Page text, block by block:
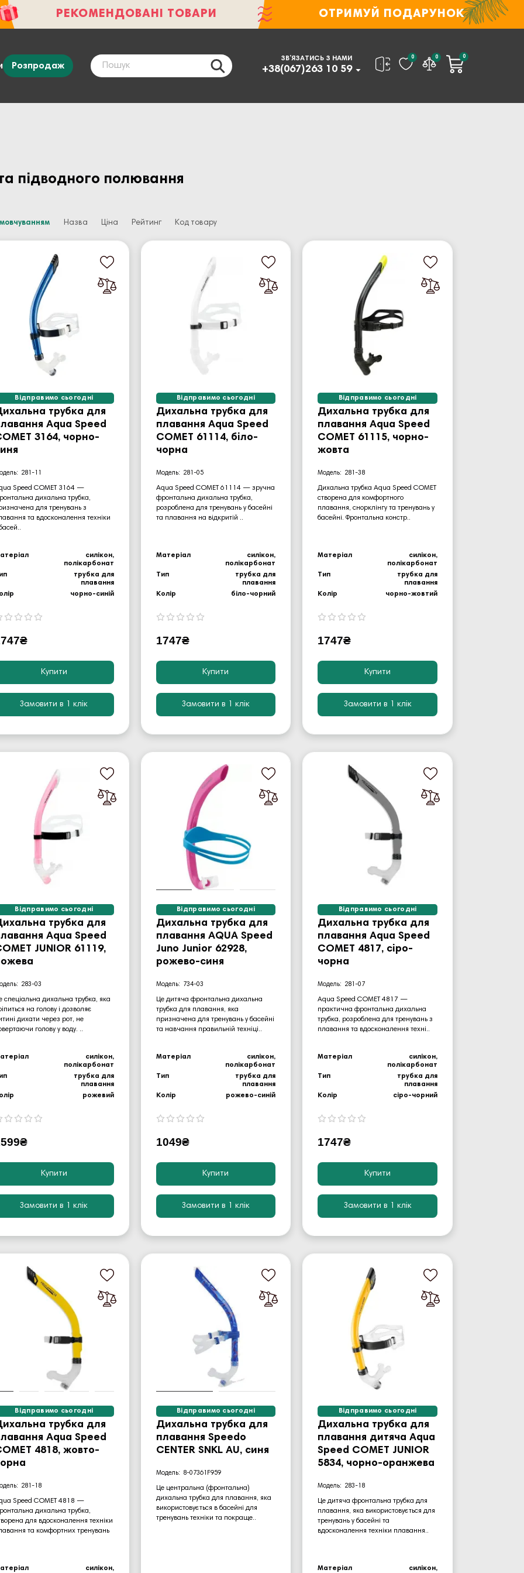
РЕКОМЕНДОВАНІ ТОВАРИ ОТРИМУЙ ПОДАРУНОК
Розпродаж
ЗВ’ЯЗАТИСЬ З НАМИ
+38(067)263 10 59
0 0 0
підводного полювання
Назва Ціна Рейтинг Код товару
Відправимо сьогодні
трубка для
Aqua Speed
3164, чорно-
281-11
Speed COMET 3164 —
дихальна трубка,
для тренувань з
та вдосконалення техніки
силікон,
полікарбонат
трубка для
плавання
чорно-синій
Купити
Замовити в 1 клік
Відправимо сьогодні
Дихальна трубка для
плавання Aqua Speed
COMET 61114, біло-
чорна
281-05
Aqua Speed COMET 61114 — зручна
фронтальна дихальна трубка,
розроблена для тренувань у басейні
та плавання на відкритій ..
Матеріал
силікон,
полікарбонат
Тип
трубка для
плавання
Колір
біло-чорний
1747₴
Купити
Замовити в 1 клік
Відправимо сьогодні
Дихальна трубка для
плавання Aqua Speed
COMET 61115, чорно-
жовта
281-38
Дихальна трубка Aqua Speed COMET
створена для комфортного
плавання, снорклінгу та тренувань у
басейні. Фронтальна констр..
Матеріал
силікон,
полікарбонат
Тип
трубка для
плавання
Колір
чорно-жовтий
1747₴
Купити
Замовити в 1 клік
Відправимо сьогодні
трубка для
Aqua Speed
JUNIOR 61119,
283-03
спеціальна дихальна трубка, яка
на голову і дозволяє
дихати через рот, не
голову у воду. ..
силікон,
полікарбонат
трубка для
плавання
рожевий
Купити
Замовити в 1 клік
Відправимо сьогодні
Дихальна трубка для
плавання AQUA Speed
Juno Junior 62928,
рожево-синя
734-03
Це дитяча фронтальна дихальна
трубка для плавання, яка
призначена для тренувань у басейні
та навчання правильній техніці..
Матеріал
силікон,
полікарбонат
Тип
трубка для
плавання
Колір
рожево-синій
1049₴
Купити
Замовити в 1 клік
Відправимо сьогодні
Дихальна трубка для
плавання Aqua Speed ​​
COMET 4817, сіро-
чорна
281-07
Aqua Speed COMET 4817 —
практична фронтальна дихальна
трубка, розроблена для тренувань з
плавання та вдосконалення техні..
Матеріал
силікон,
полікарбонат
Тип
трубка для
плавання
Колір
сіро-чорний
1747₴
Купити
Замовити в 1 клік
Відправимо сьогодні
трубка для
Aqua Speed
4818, жовто-
281-18
Speed COMET 4818 —
дихальна трубка,
для вдосконалення техніки
та комфортних тренувань
силікон,
Відправимо сьогодні
Дихальна трубка для
плавання Speedo
CENTER SNKL AU, синя
8-07361F959
Це центральна (фронтальна)
дихальна трубка для плавання, яка
використовується в басейні для
тренувань техніки та покраще..
Відправимо сьогодні
Дихальна трубка для
плавання дитяча Aqua
Speed COMET JUNIOR
5834, чорно-оранжева
283-18
Це дитяча фронтальна трубка для
плавання, яка використовується для
тренувань у басейні та
вдосконалення техніки плавання..
Матеріал
силікон,